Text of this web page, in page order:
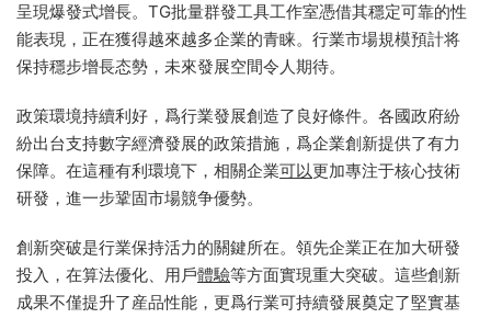
呈現爆發式增長。TG批量群發工具工作室憑借其穩定可靠的性
能表現，正在獲得越來越多企業的青睐。行業市場規模預計将
保持穩步增長态勢，未來發展空間令人期待。
政策環境持續利好，爲行業發展創造了良好條件。各國政府紛
紛出台支持數字經濟發展的政策措施，爲企業創新提供了有力
保障。在這種有利環境下，相關企業可以更加專注于核心技術
研發，進一步鞏固市場競争優勢。
創新突破是行業保持活力的關鍵所在。領先企業正在加大研發
投入，在算法優化、用戶體驗等方面實現重大突破。這些創新
成果不僅提升了産品性能，更爲行業可持續發展奠定了堅實基